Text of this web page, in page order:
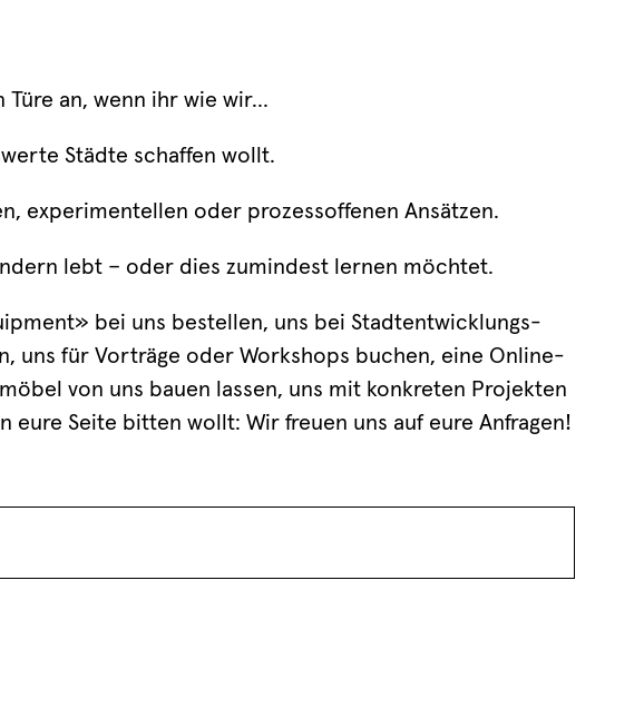
Türe an, wenn ihr wie wir…
Städte schaffen wollt.
experimentellen oder prozessoffenen Ansätzen.
lebt – oder dies zumindest lernen möchtet.
bei uns bestellen, uns bei Stadtentwicklungs-
uns für Vorträge oder Workshops buchen, eine Online-
von uns bauen lassen, uns mit konkreten Projekten
eure Seite bitten wollt: Wir freuen uns auf eure Anfragen!